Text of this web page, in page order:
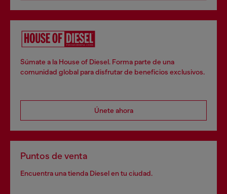
Súmate a la House of Diesel. Forma parte de una
comunidad global para disfrutar de beneficios exclusivos.
Únete ahora
Puntos de venta
Encuentra una tienda Diesel en tu ciudad.